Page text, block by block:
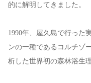
的に解明してきました。
1990年、屋久島で行った
ンの一種であるコルチゾ
析した世界初の森林浴生